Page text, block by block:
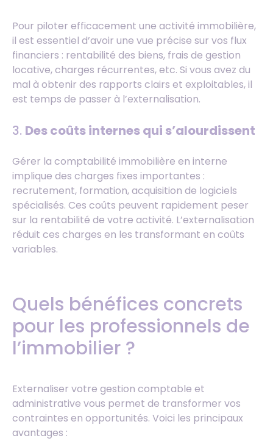
Pour piloter efficacement une activité immobilière,
il est essentiel d’avoir une vue précise sur vos flux
financiers : rentabilité des biens, frais de gestion
locative, charges récurrentes, etc. Si vous avez du
mal à obtenir des rapports clairs et exploitables, il
est temps de passer à l’externalisation.
3. Des coûts internes qui s’alourdissent
Gérer la comptabilité immobilière en interne
implique des charges fixes importantes :
recrutement, formation, acquisition de logiciels
spécialisés. Ces coûts peuvent rapidement peser
sur la rentabilité de votre activité. L’externalisation
réduit ces charges en les transformant en coûts
variables.
Quels bénéfices concrets
pour les professionnels de
l’immobilier ?
Externaliser votre gestion comptable et
administrative vous permet de transformer vos
contraintes en opportunités. Voici les principaux
avantages :